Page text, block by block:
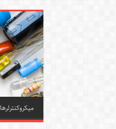
میکروکنترلرها